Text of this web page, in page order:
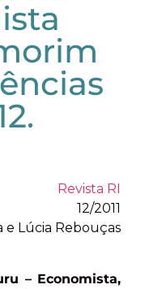
Revista RI
12/2011
e Lúcia Rebouças
– Economista,